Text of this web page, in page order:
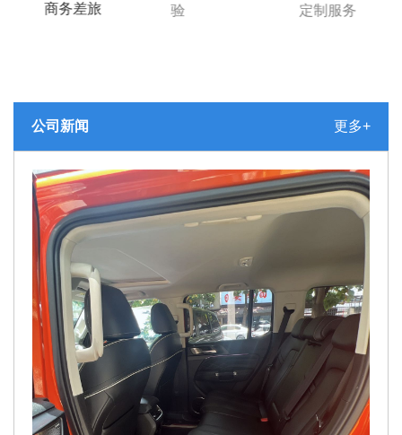
商务差旅
验
定制服务
公司新闻 更多+